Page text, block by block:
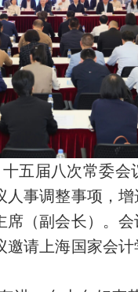
五届八次常委
事调整事项，
（副会长）。
请上海国家会